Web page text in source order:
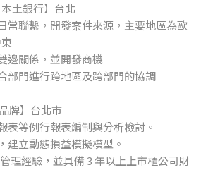
土銀行】台北
常聯繫，開發案件來源，主要地區為歐
邊關係，並開發商機
部門進行跨地區及跨部門的協調
牌】台北市
表等例行報表編制與分析檢討。
建立動態損益模擬模型。
理經驗，並具備 3 年以上上市櫃公司財